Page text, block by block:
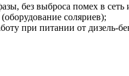
без выброса помех в
соляриев);
при питании от дизель-